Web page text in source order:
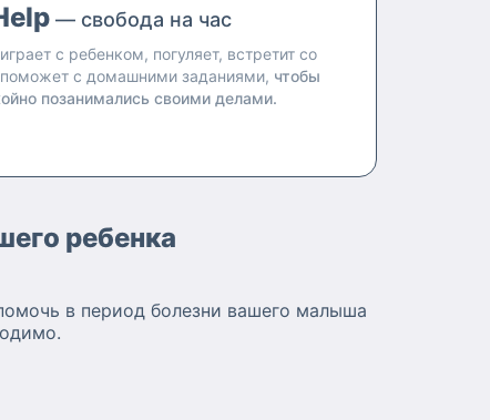
— свобода на час
с ребенком, погуляет, встретит со
с домашними заданиями, чтобы
позанимались своими делами.
ребенка
в период болезни вашего малыша